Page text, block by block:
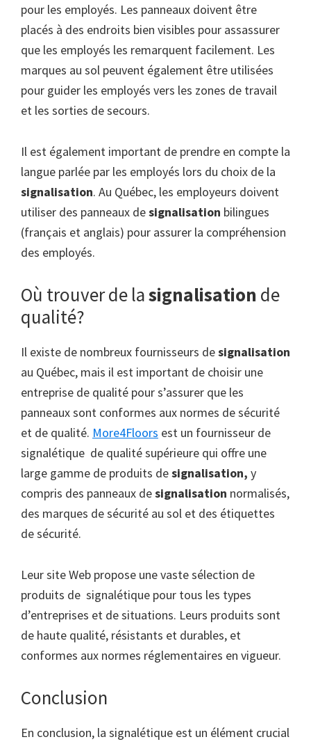
pour les employés. Les panneaux doivent être
placés à des endroits bien visibles pour assassurer
que les employés les remarquent facilement. Les
marques au sol peuvent également être utilisées
pour guider les employés vers les zones de travail
et les sorties de secours.
Il est également important de prendre en compte la
langue parlée par les employés lors du choix de la
signalisation. Au Québec, les employeurs doivent
utiliser des panneaux designalisation bilingues
(français et anglais) pour assurer la compréhension
des employés.
Où trouver de lasignalisation de
qualité?
Il existe de nombreux fournisseurs designalisation
au Québec, mais il est important de choisir une
entreprise de qualité pour s’assurer que les
panneaux sont conformes aux normes de sécurité
et de qualité. More4Floors est un fournisseur de
signalétique de qualité supérieure qui offre une
large gamme de produits designalisation, y
compris des panneaux designalisation normalisés,
des marques de sécurité au sol et des étiquettes
de sécurité.
Leur site Web propose une vaste sélection de
produits de signalétique pour tous les types
d’entreprises et de situations. Leurs produits sont
de haute qualité, résistants et durables, et
conformes aux normes réglementaires en vigueur.
Conclusion
En conclusion, la signalétique est un élément crucial